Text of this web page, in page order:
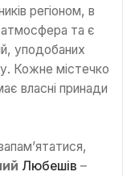
регіоном, в
атмосфера та є
уподобаних
Кожне містечко
власні принади
Любешів –